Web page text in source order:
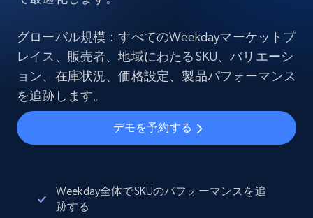
グローバル規模：すべてのWeekdayマーケットプ
レイス、販売者、地域にわたるSKU、バリエーシ
ョン、在庫状況、価格設定、製品パフォーマンス
を追跡します。
デモを予約する
Weekday全体でSKUのパフォーマンスを追
跡する